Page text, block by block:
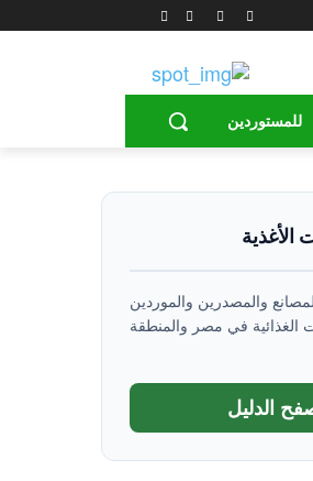
للمستوردين
والمصدرين والموردين
الغذائية في مصر والمنطقة
الدليل